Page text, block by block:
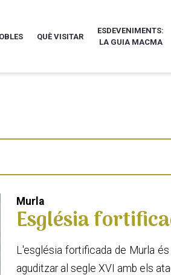
QUÈ VISITAR
ESDEVENIMENTS:
LA GUIA MACMA
Murla
Església
L'església fortificada de Murla
aguditzar al segle XVI amb els